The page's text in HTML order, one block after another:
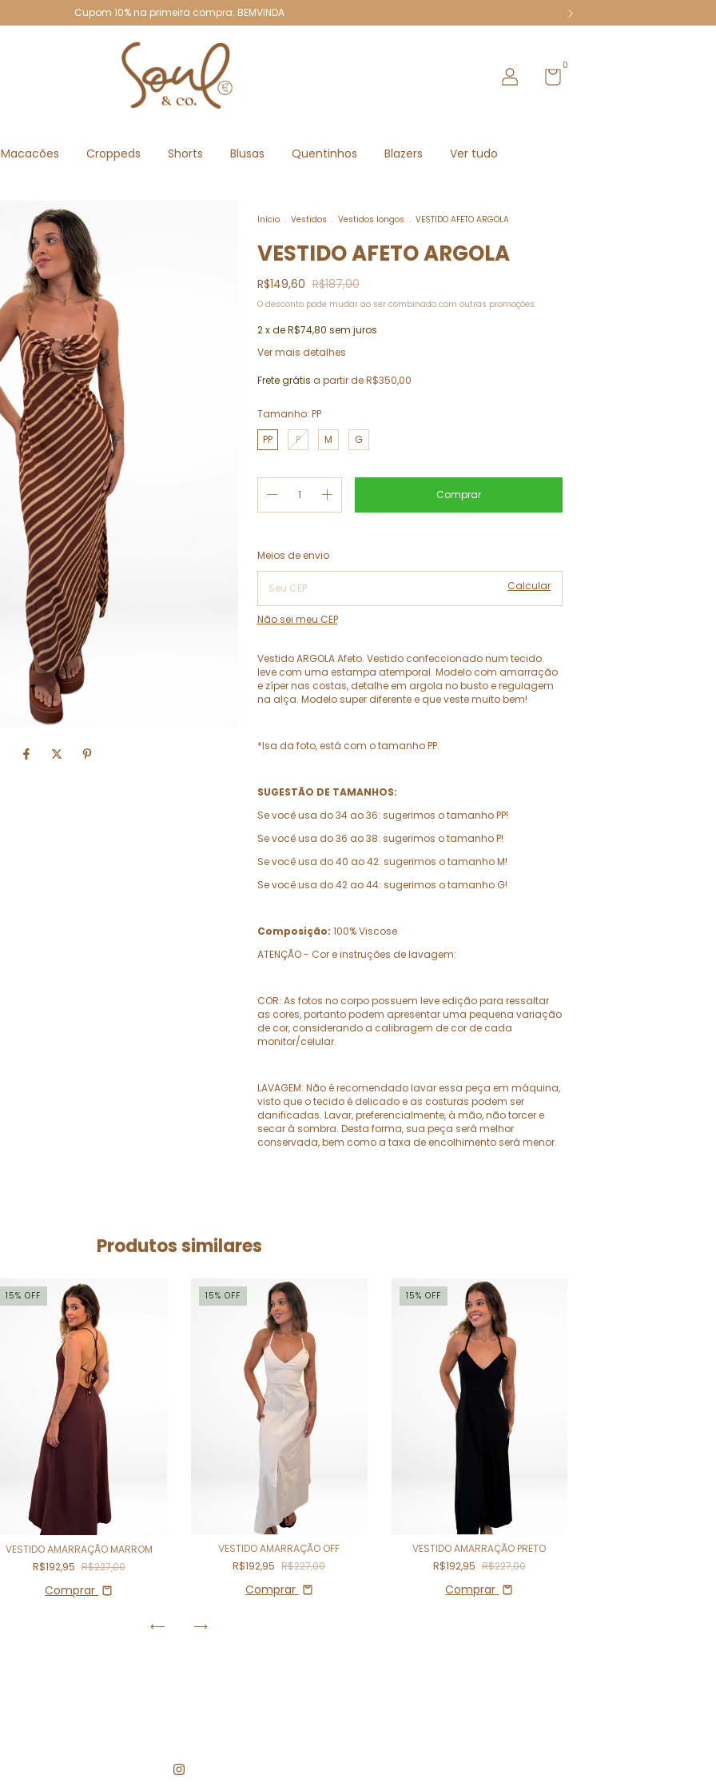
Cupom 10% na primeira compra: BEMVINDA
0
Macacões Croppeds Shorts Blusas Quentinhos Blazers Ver tudo
Início . Vestidos . Vestidos longos . VESTIDO AFETO ARGOLA
VESTIDO AFETO ARGOLA
R$149,60 R$187,00
O desconto pode mudar ao ser combinado com outras promoções.
2 x deR$74,80 sem juros
Ver mais detalhes
Frete grátis a partir deR$350,00
Tamanho: PP
PP
P M G
Entregas para o CEP:
Meios de envio
Calcular
Não sei meu CEP
Vestido ARGOLA Afeto. Vestido confeccionado num tecido
leve com uma estampa atemporal. Modelo com amarração
e zíper nas costas, detalhe em argola no busto e regulagem
na alça. Modelo super diferente e que veste muito bem!
*Isa da foto, está com o tamanho PP.
SUGESTÃO DE TAMANHOS:
Se você usa do 34 ao 36: sugerimos o tamanho PP!
Se você usa do 36 ao 38: sugerimos o tamanho P!
Se você usa do 40 ao 42: sugerimos o tamanho M!
Se você usa do 42 ao 44: sugerimos o tamanho G!
Composição: 100% Viscose
ATENÇÃO - Cor e instruções de lavagem:
COR: As fotos no corpo possuem leve edição para ressaltar
as cores, portanto podem apresentar uma pequena variação
de cor, considerando a calibragem de cor de cada
monitor/celular.
LAVAGEM: Não é recomendado lavar essa peça em máquina,
visto que o tecido é delicado e as costuras podem ser
danificadas. Lavar, preferencialmente, à mão, não torcer e
secar à sombra. Desta forma, sua peça será melhor
conservada, bem como a taxa de encolhimento será menor.
Produtos similares
15% OFF
VESTIDO AMARRAÇÃO MARROM
R$192,95 R$227,00
Comprar
15% OFF
VESTIDO AMARRAÇÃO OFF
R$192,95 R$227,00
Comprar
15% OFF
VESTIDO AMARRAÇÃO PRETO
R$192,95 R$227,00
Comprar